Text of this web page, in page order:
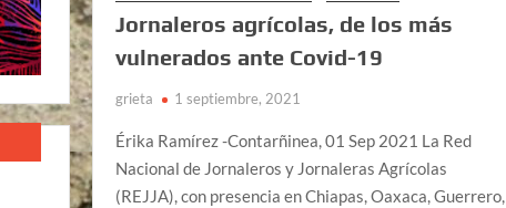
Jornaleros agrícolas, de los más
vulnerados ante Covid-19
grieta 1 septiembre, 2021
Érika Ramírez -Contarñinea, 01 Sep 2021 La Red
Nacional de Jornaleros y Jornaleras Agrícolas
(REJJA), con presencia en Chiapas, Oaxaca, Guerrero,